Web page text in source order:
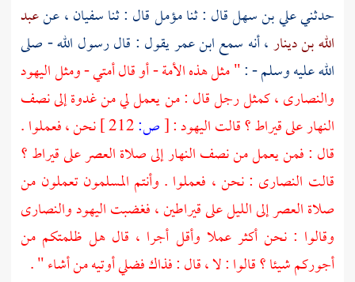
حدثنيعلي بن سهلقال : ثنامؤملقال : ثناسفيان، عنعبد
الله بن دينار، أنه سمعابن عمريقول : قال رسول الله - صلى
الله عليه وسلم - :" مثل هذه الأمة - أو قال أمتي - ومثلاليهود
والنصارى ،كمثل رجل قال : من يعمل لي من غدوة إلى نصف
النهار على قيراط ؟ قالتاليهود:
[ص:
نحن ، فعملوا .
قال : فمن يعمل من نصف النهار إلى صلاة العصر على قيراط ؟
قالت النصارى : نحن ، فعملوا . وأنتم المسلمون تعملون من
صلاة العصر إلى الليل على قيراطين ، فغضبتاليهودوالنصارى
وقالوا : نحن أكثر عملا وأقل أجرا ، قال هل ظلمتكم من
أجوركم شيئا ؟ قالوا : لا ، قال : فذاك فضلي أوتيه من أشاء " .